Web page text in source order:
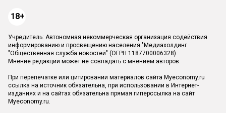
18+
Учредитель: Автономная некоммерческая организация содействия
информированию и просвещению населения "Медиахолдинг
"Общественная служба новостей" (ОГРН 1187700006328).
Мнение редакции может не совпадать с мнением авторов.
При перепечатке или цитировании материалов сайта Myeconomy.ru
ссылка на источник обязательна, при использовании в Интернет-
изданиях и на сайтах обязательна прямая гиперссылка на сайт
Myeconomy.ru.